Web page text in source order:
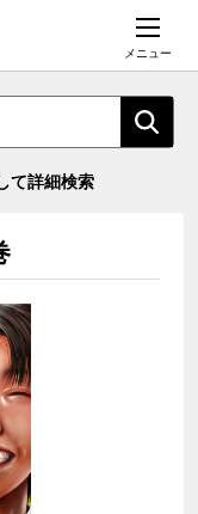
メニュー
て詳細検索